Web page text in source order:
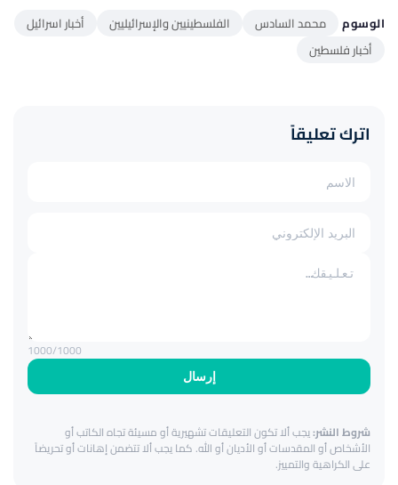
الوسوم محمد السادس الفلسطينيين والإسرائيليين
أخبار اسرائيل
أخبار فلسطين
اترك تعليقاً
إرسال
1000/1000
شروط النشر:يجب ألا تكون التعليقات تشهيرية أو مسيئة تجاه الكاتب أو
الأشخاص أو المقدسات أو الأديان أو الله. كما يجب ألا تتضمن إهانات أو تحريضاً
على الكراهية والتمييز.